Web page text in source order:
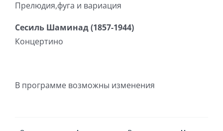
Прелюдия,фуга и вариация
Сесиль Шаминад (1857-1944)
Концертино
В программе возможны изменения